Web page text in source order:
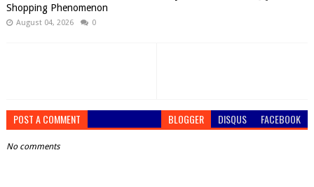
Shopping Phenomenon
August 04, 2026 0
POST A COMMENT BLOGGER DISQUS FACEBOOK
No comments